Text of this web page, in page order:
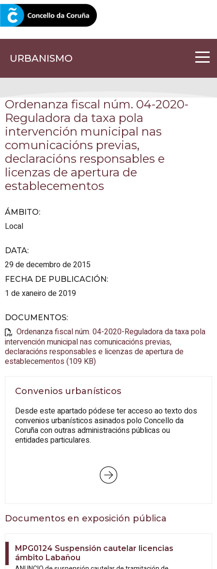
URBANISMO
CORUNA.GAL
Ordenanza fiscal núm. 04-2020-
Reguladora da taxa pola
intervención municipal nas
comunicacións previas,
declaracións responsables e
licenzas de apertura de
establecementos
ÁMBITO:
Local
DATA:
29 de decembro de 2015
FECHA DE PUBLICACIÓN:
1 de xaneiro de 2019
DOCUMENTOS:
Ordenanza fiscal núm. 04-2020-Reguladora da taxa pola
intervención municipal nas comunicacións previas,
declaracións responsables e licenzas de apertura de
establecementos (109 KB)
Convenios urbanísticos
Desde este apartado pódese ter acceso ao texto dos
convenios urbanísticos asinados polo Concello da
Coruña con outras administracións públicas ou
entidades particulares.
Documentos en exposición pública
MPG0124 Suspensión cautelar licencias
ámbito Labañou